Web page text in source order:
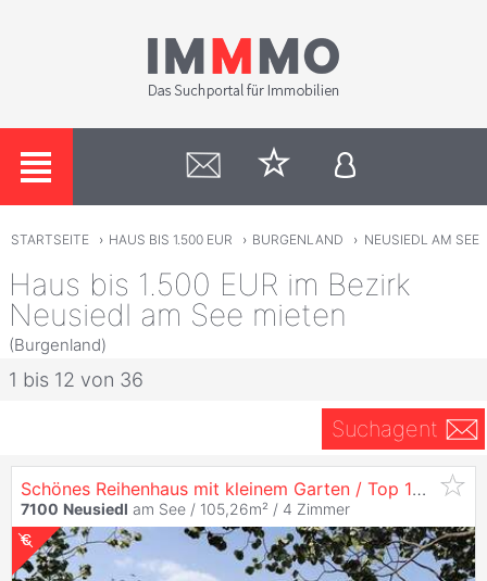
STARTSEITE › HAUS BIS 1.500 EUR › BURGENLAND › NEUSIEDL AM SEE
Haus bis 1.500 EUR im Bezirk
Neusiedl am See mieten
(Burgenland)
1 bis 12 von 36
Suchagent
Schönes Reihenhaus mit kleinem Garten / Top 10-2
7100 Neusiedl am See / 105,26m² / 4 Zimmer